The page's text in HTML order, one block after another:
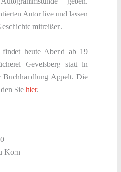
Autor live und lassen
mitreißen.
findet heute Abend ab 19
Gevelsberg statt in
Buchhandlung Appelt. Die
Sie hier.
Korn